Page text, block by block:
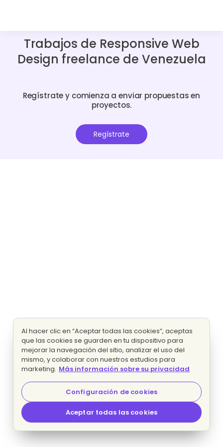
Trabajos de Responsive Web
Design freelance de Venezuela
Regístrate y comienza a enviar propuestas en
proyectos.
Regístrate
Al hacer clic en “Aceptar todas las cookies”, aceptas
que las cookies se guarden en tu dispositivo para
mejorar la navegación del sitio, analizar el uso del
mismo, y colaborar con nuestros estudios para
marketing. Más información sobre su privacidad
Configuración de cookies
Aceptar todas las cookies